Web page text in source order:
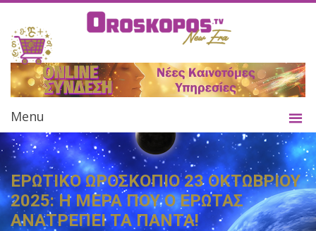
Menu
ΕΡΩΤΙΚΟ ΩΡΟΣΚΟΠΙΟ 23 ΟΚΤΩΒΡΙΟΥ
2025: Η ΜΕΡΑ ΠΟΥ Ο ΕΡΩΤΑΣ
ΑΝΑΤΡΕΠΕΙ ΤΑ ΠΑΝΤΑ!